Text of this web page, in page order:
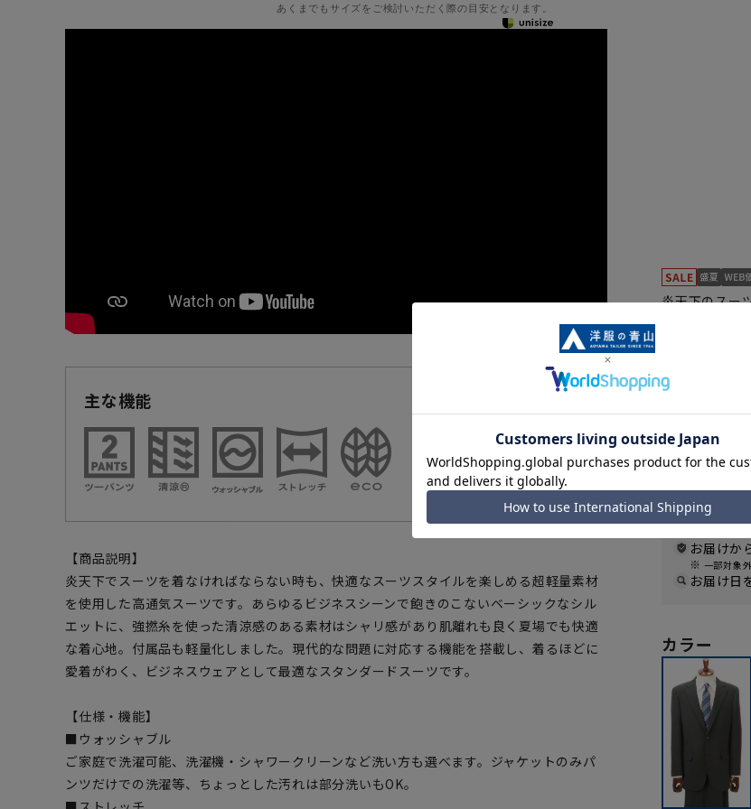
あくまでもサイズをご検討いただく際の目安となります。
主な機能
【商品説明】
炎天下でスーツを着なければならない時も、快適なスーツスタイルを楽しめる超軽量素材
を使用した高通気スーツです。あらゆるビジネスシーンで飽きのこないベーシックなシル
エットに、強撚糸を使った清涼感のある素材はシャリ感があり肌離れも良く夏場でも快適
な着心地。付属品も軽量化しました。現代的な問題に対応する機能を搭載し、着るほどに
愛着がわく、ビジネスウェアとして最適なスタンダードスーツです。
【仕様・機能】
■ウォッシャブル
ご家庭で洗濯可能、洗濯機・シャワークリーンなど洗い方も選べます。ジャケットのみパ
ンツだけでの洗濯等、ちょっとした汚れは部分洗いもOK。
炎天下のスー
スタ
【
65,890円
なら
WEB会員
送料 全国
お届けか
一部対象
お届け日
カラー